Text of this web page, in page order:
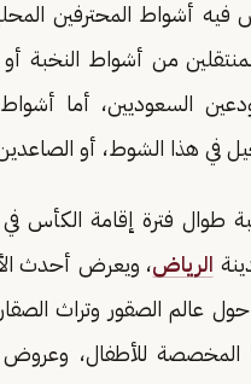
أشواط المحترفين
من أشواط النخبة
السعوديين، أما
في هذا الشوط، أو
طوال فترة إقامة الكأس
الرياض، ويعرض أحدث
الصقور وتراث
للأطفال، وعروض